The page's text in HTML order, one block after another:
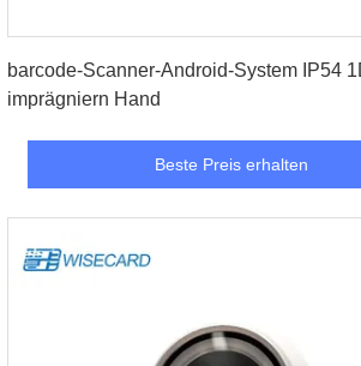
barcode-Scanner-Android-System IP54
imprägniern Hand
Beste Preis erhalten